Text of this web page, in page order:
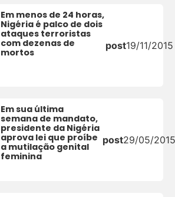
Em menos de 24 horas,
Nigéria é palco de dois
ataques terroristas
com dezenas de
mortos
post19/11/2015
Em sua última
semana de mandato,
presidente da Nigéria
aprova lei que proíbe
a mutilação genital
feminina
post29/05/